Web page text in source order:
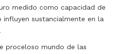
medido como capacidad de
sustancialmente en la
proceloso mundo de las